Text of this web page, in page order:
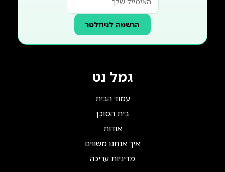
הרשמה לניוזלטר
גמל נט
עמוד הבית
בית הסוכן
אודות
איך אנחנו משווים
מדיניות עריכה